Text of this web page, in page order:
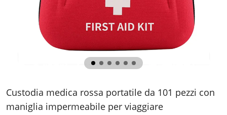
Custodia medica rossa portatile da 101 pezzi con
maniglia impermeabile per viaggiare